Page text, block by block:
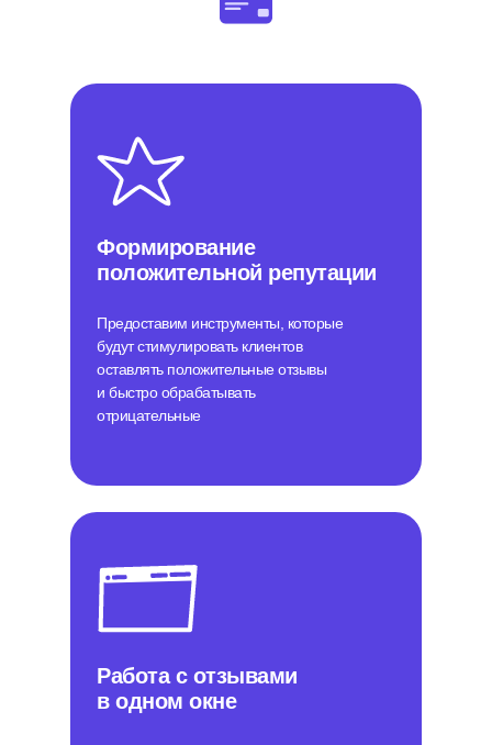
Предоставим инструменты, которые
будут стимулировать клиентов
оставлять положительные отзывы
и быстро обрабатывать
отрицательные
Формирование
положительной репутации
Работа с отзывами
в одном окне